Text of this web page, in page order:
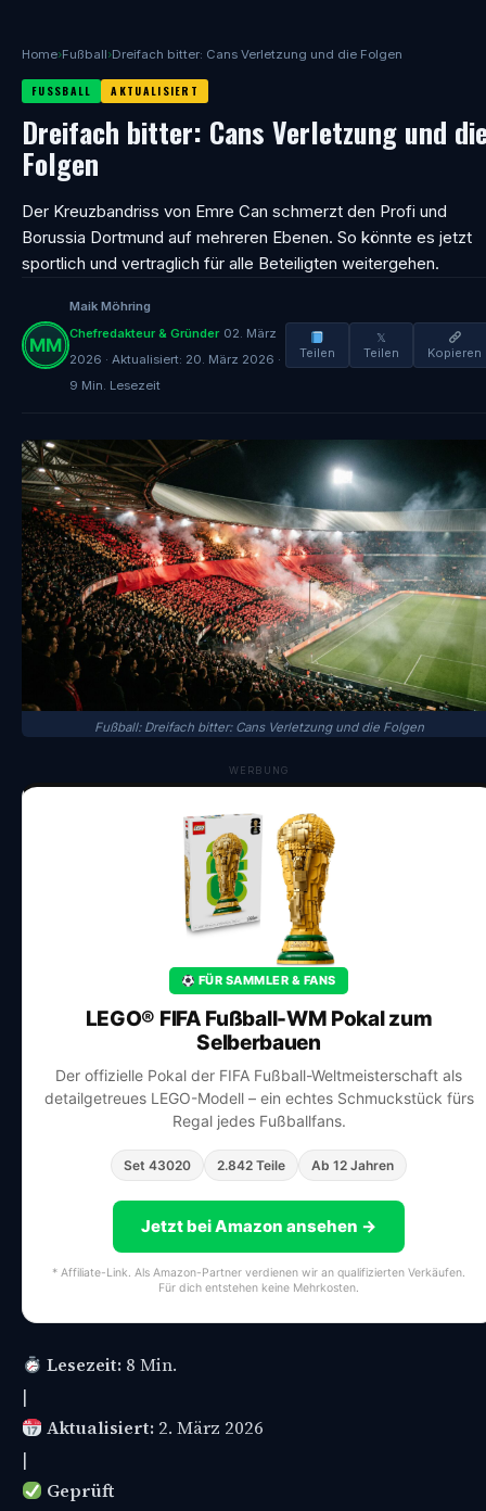
Home›Fußball›Dreifach bitter: Cans Verletzung und die Folgen
FUSSBALL AKTUALISIERT
Dreifach bitter: Cans Verletzung und
Folgen
Der Kreuzbandriss von Emre Can schmerzt den Profi und
Borussia Dortmund auf mehreren Ebenen. So könnte es jetzt
sportlich und vertraglich für alle Beteiligten weitergehen.
Maik Möhring
Chefredakteur & Gründer 02. März
2026 · Aktualisiert: 20. März 2026 ·
9 Min. Lesezeit
Teilen
𝕏
Teilen
Kopieren
Fußball: Dreifach bitter: Cans Verletzung und die Folgen
WERBUNG
FÜR SAMMLER & FANS
LEGO® FIFA Fußball-WM Pokal zum
Selberbauen
Der offizielle Pokal der FIFA Fußball-Weltmeisterschaft als
detailgetreues LEGO-Modell – ein echtes Schmuckstück fürs
Regal jedes Fußballfans.
Set 43020 2.842 Teile Ab 12 Jahren
Jetzt bei Amazon ansehen →
* Affiliate-Link. Als Amazon-Partner verdienen wir an qualifizierten Verkäufen.
Für dich entstehen keine Mehrkosten.
Lesezeit:8 Min.
|
Aktualisiert:2. März 2026
|
Geprüft